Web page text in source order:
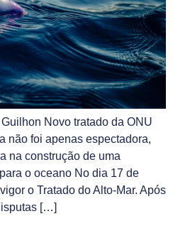
Novo tratado da ONU
não foi apenas espectadora,
na construção de uma
o oceano No dia 17 de
o Tratado do Alto-Mar. Após
[…]